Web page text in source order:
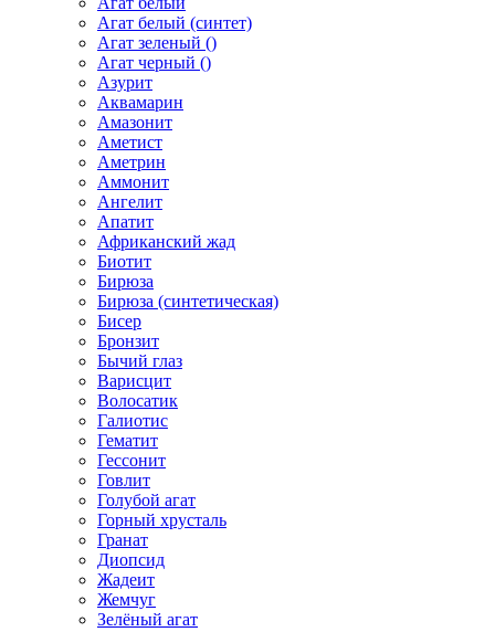
Агат белый (синтет)
Агат зеленый ()
Агат черный ()
Азурит
Аквамарин
Амазонит
Аметист
Аметрин
Аммонит
Ангелит
Апатит
Африканский жад
Биотит
Бирюза
Бирюза (синтетическая)
Бисер
Бронзит
Бычий глаз
Варисцит
Волосатик
Галиотис
Гематит
Гессонит
Говлит
Голубой агат
Горный хрусталь
Гранат
Диопсид
Жадеит
Жемчуг
Зелёный агат